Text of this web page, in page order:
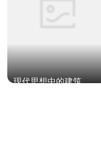
现代思想中的建筑